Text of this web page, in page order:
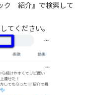
ク 紹介』で検索して
てください。